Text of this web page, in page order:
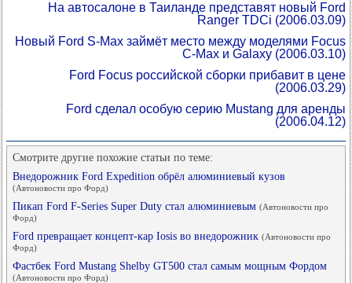
На автосалоне в Таиланде представят новый Ford
Ranger TDCi (2006.03.09)
Новый Ford S-Max займёт место между моделями Focus
C-Max и Galaxy (2006.03.10)
Ford Focus российской сборки прибавит в цене
(2006.03.29)
Ford сделал особую серию Mustang для аренды
(2006.04.12)
Смотрите другие похожие статьи по теме:
Внедорожник Ford Expedition обрёл алюминиевый кузов
(Автоновости про Форд)
Пикап Ford F-Series Super Duty стал алюминиевым (Автоновости про
Форд)
Ford превращает концепт-кар Iosis во внедорожник (Автоновости про
Форд)
Фастбек Ford Mustang Shelby GT500 стал самым мощным Фордом
(Автоновости про Форд)